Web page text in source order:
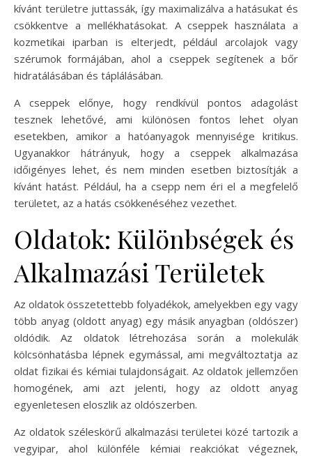
kívánt területre juttassák, így maximalizálva a hatásukat és
csökkentve a mellékhatásokat. A cseppek használata a
kozmetikai iparban is elterjedt, például arcolajok vagy
szérumok formájában, ahol a cseppek segítenek a bőr
hidratálásában és táplálásában.
A cseppek előnye, hogy rendkívül pontos adagolást
tesznek lehetővé, ami különösen fontos lehet olyan
esetekben, amikor a hatóanyagok mennyisége kritikus.
Ugyanakkor hátrányuk, hogy a cseppek alkalmazása
időigényes lehet, és nem minden esetben biztosítják a
kívánt hatást. Például, ha a csepp nem éri el a megfelelő
területet, az a hatás csökkenéséhez vezethet.
Oldatok: Különbségek és
Alkalmazási Területek
Az oldatok összetettebb folyadékok, amelyekben egy vagy
több anyag (oldott anyag) egy másik anyagban (oldószer)
oldódik. Az oldatok létrehozása során a molekulák
kölcsönhatásba lépnek egymással, ami megváltoztatja az
oldat fizikai és kémiai tulajdonságait. Az oldatok jellemzően
homogének, ami azt jelenti, hogy az oldott anyag
egyenletesen eloszlik az oldószerben.
Az oldatok széleskörű alkalmazási területei közé tartozik a
vegyipar, ahol különféle kémiai reakciókat végeznek,